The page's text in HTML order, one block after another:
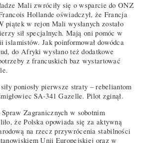
Mali zwróciły się o wsparcie do ONZ
Hollande oświadczył, że Francja
piątek w rejon Mali wysłanych zostało
sił specjalnych. Mają oni pomóc w
islamistów. Jak poinformował dowódca
do Afryki wysłano też dodatkowe
z francuskich baz wystartować
poniosły pierwsze straty – rebeliantom
SA-341 Gazelle. Pilot zginął.
Zagranicznych w sobotnim
że Polska opowiada się za aktywną
na rzecz przywrócenia stabilności
Unii Europejskiej oraz w